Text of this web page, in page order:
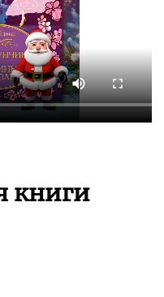
книги